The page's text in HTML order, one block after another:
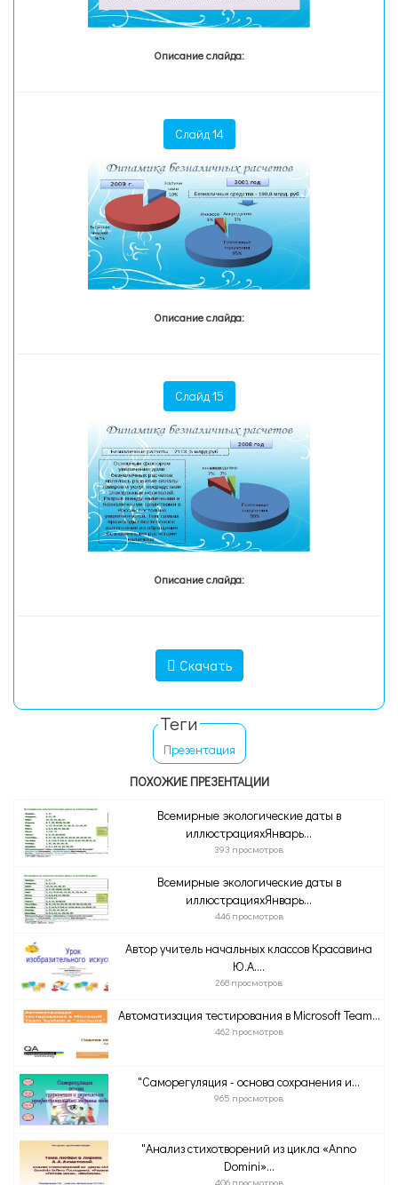
Описание слайда:
Слайд 14
Описание слайда:
Слайд 15
Описание слайда:
Скачать
Теги
Презентация
ПОХОЖИЕ ПРЕЗЕНТАЦИИ
Всемирные экологические даты в
иллюстрацияхЯнварь...
393 просмотров
Всемирные экологические даты в
иллюстрацияхЯнварь...
446 просмотров
Автор учитель начальных классов Красавина
Ю.А....
268 просмотров
Автоматизация тестирования в Microsoft Team...
462 просмотров
"Саморегуляция - основа сохранения и...
965 просмотров
"Анализ стихотворений из цикла «Anno
Domini»...
406 просмотров